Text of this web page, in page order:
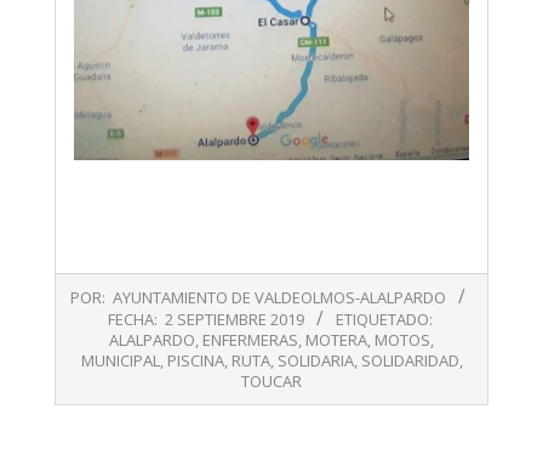
09-
POR: AYUNTAMIENTO DE VALDEOLMOS-ALALPARDO
FECHA: 2 SEPTIEMBRE 2019
ETIQUETADO:
ALALPARDO, ENFERMERAS, MOTERA, MOTOS,
MUNICIPAL, PISCINA, RUTA, SOLIDARIA, SOLIDARIDAD,
TOUCAR